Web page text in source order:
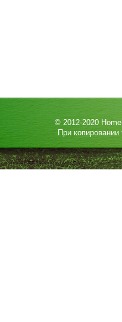
© 2012-2020
При